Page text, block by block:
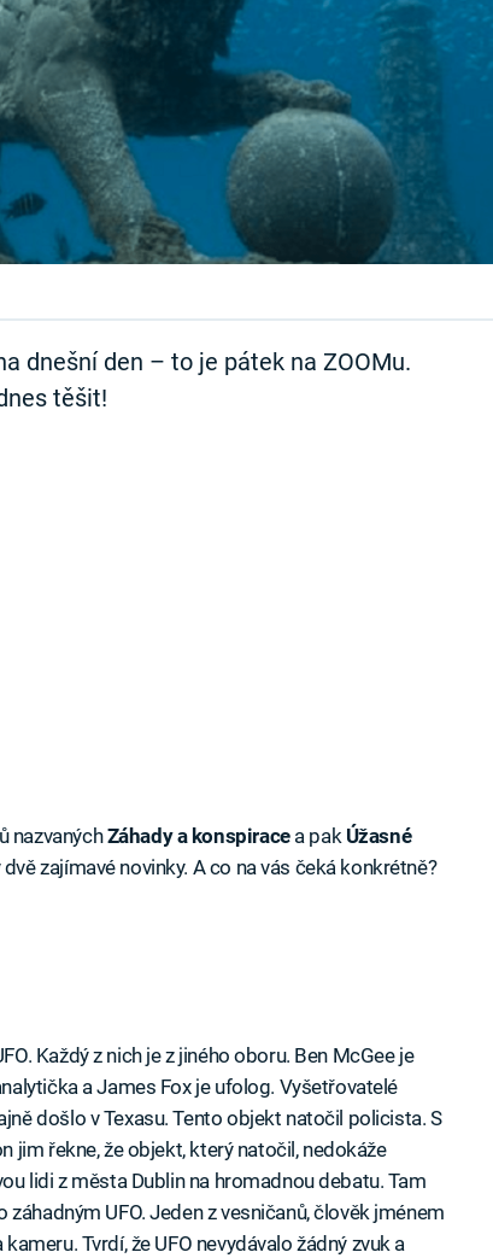
dnešní den – to je pátek na ZOOMu.
těšit!
nazvanýchZáhady a konspiracea pak Úžasné
zajímavé novinky. A co na vás čeká konkrétně?
Každý z nich je z jiného oboru. Ben McGee je
a James Fox je ufolog. Vyšetřovatelé
došlo v Texasu. Tento objekt natočil policista. S
jim řekne, že objekt, který natočil, nedokáže
lidi z města Dublin na hromadnou debatu. Tam
UFO. Jeden z vesničanů, člověk jménem
Tvrdí, že UFO nevydávalo žádný zvuk a